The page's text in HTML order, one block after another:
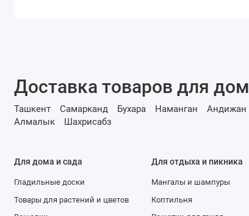
Доставка товаров для
Ташкент Самарканд Бухара Наманган Андижан
Алмалык
Шахрисабз
Для дома и сада
Гладильные доски
Товары для растений и цветов
Для отдыха и пикника
Мангалы и шампуры
Коптильня